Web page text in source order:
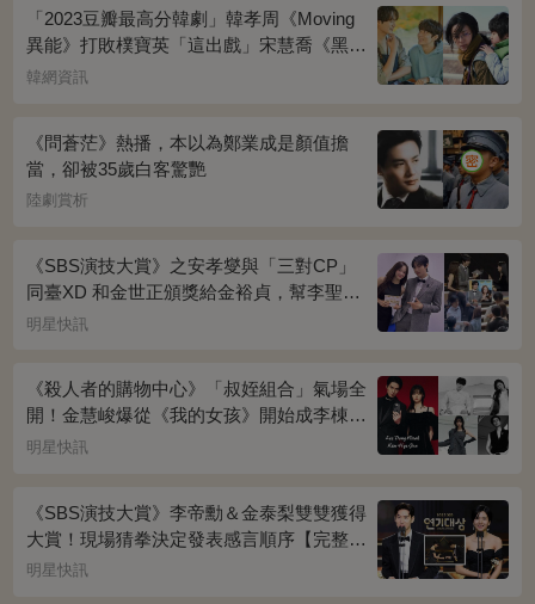
「2023豆瓣最高分韓劇」韓孝周《Moving
異能》打敗樸寶英「這出戲」宋慧喬《黑暗
榮耀》奪冠
韓網資訊
《問蒼茫》熱播，本以為鄭業成是顏值擔
當，卻被35歲白客驚艷
陸劇賞析
《SBS演技大賞》之安孝燮與「三對CP」
同臺XD 和金世正頒獎給金裕貞，幫李聖經
披外套超甜~
明星快訊
《殺人者的購物中心》「叔姪組合」氣場全
開！金慧峻爆從《我的女孩》開始成李棟旭
迷妹~
明星快訊
《SBS演技大賞》李帝勳＆金泰梨雙雙獲得
大賞！現場猜拳決定發表感言順序【完整得
獎名單】
明星快訊